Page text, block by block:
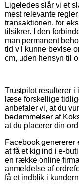
Ligeledes slår vi et
mest relevante
transaktionen, for
tilsikrer. I den
man permanent
tid vil kunne bevise
cm, uden hensyn til
Trustpilot resulterer i
læse forskellige
anbefaler vi, at du
bedømmelser af
at du placerer din
Facebook genererer
at få et kig ind i e-
en række online
anmeldelse af
få et indblik i